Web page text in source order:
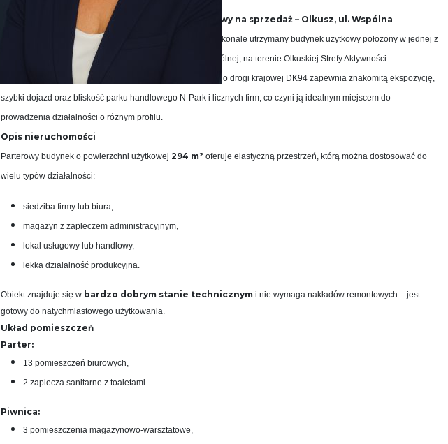
Vestalia Property prezentuje: budynek użytkowy na sprzedaż – Olkusz, ul. Wspólna
W ofercie Vestalia Property znajduje się funkcjonalny i doskonale utrzymany budynek użytkowy położony w jednej z
najbardziej pożądanych lokalizacji Olkusza – przy ul. Wspólnej, na terenie Olkuskiej Strefy Aktywności
Gospodarczej. Nieruchomość z bezpośrednim dostępem do drogi krajowej DK94 zapewnia znakomitą ekspozycję,
szybki dojazd oraz bliskość parku handlowego N‑Park i licznych firm, co czyni ją idealnym miejscem do
prowadzenia działalności o różnym profilu.
Opis nieruchomości
Parterowy budynek o powierzchni użytkowej 294 m² oferuje elastyczną przestrzeń, którą można dostosować do
wielu typów działalności:
siedziba firmy lub biura,
magazyn z zapleczem administracyjnym,
lokal usługowy lub handlowy,
lekka działalność produkcyjna.
Obiekt znajduje się w bardzo dobrym stanie technicznym i nie wymaga nakładów remontowych – jest
gotowy do natychmiastowego użytkowania.
Układ pomieszczeń
Parter:
13 pomieszczeń biurowych,
2 zaplecza sanitarne z toaletami.
Piwnica:
3 pomieszczenia magazynowo‑warsztatowe,